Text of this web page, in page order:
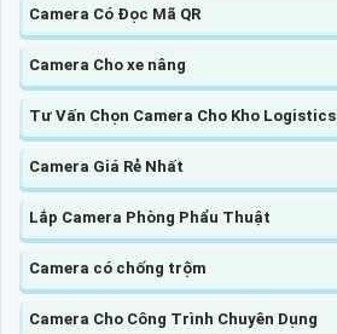
Camera Có Đọc Mã QR
Camera Cho xe nâng
Tư Vấn Chọn Camera Cho Kho Logistics
Camera Giá Rẻ Nhất
Lắp Camera Phòng Phẩu Thuật
Camera có chống trộm
Camera Cho Công Trình Chuyên Dụng